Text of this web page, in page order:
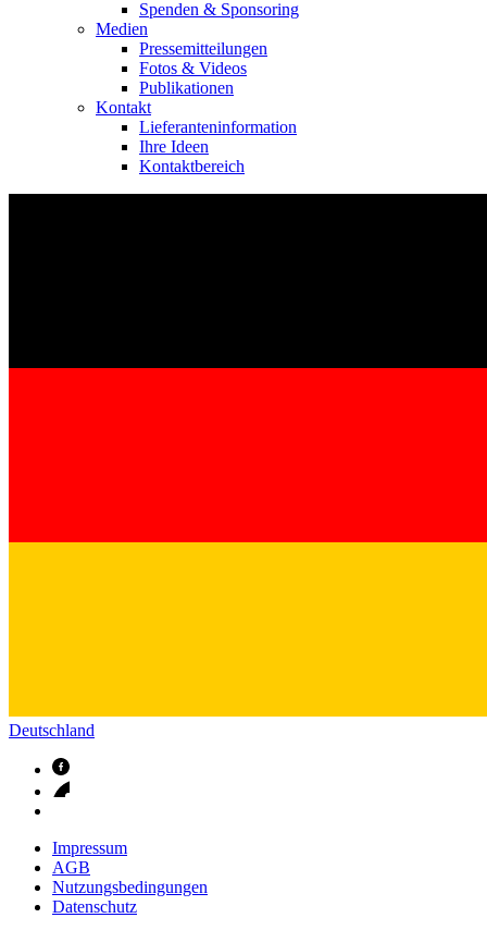
Spenden & Sponsoring
Medien
Pressemitteilungen
Fotos & Videos
Publikationen
Kontakt
Lieferanteninformation
Ihre Ideen
Kontaktbereich
Deutschland
Impressum
AGB
Nutzungsbedingungen
Datenschutz